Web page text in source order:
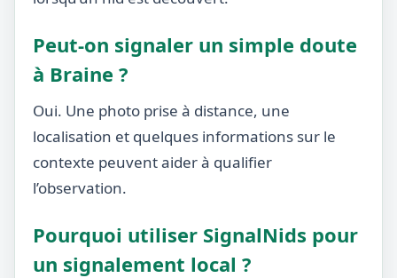
Peut-on signaler un simple doute
à Braine ?
Oui. Une photo prise à distance, une
localisation et quelques informations sur le
contexte peuvent aider à qualifier
l’observation.
Pourquoi utiliser SignalNids pour
un signalement local ?